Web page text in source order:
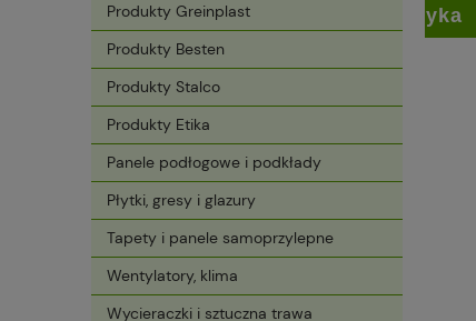
Produkty Greinplast
Produkty Besten
Produkty Stalco
Produkty Etika
Panele podłogowe i podkłady
Płytki, gresy i glazury
Tapety i panele samoprzylepne
Wentylatory, klima
Wycieraczki i sztuczna trawa
do koszyka